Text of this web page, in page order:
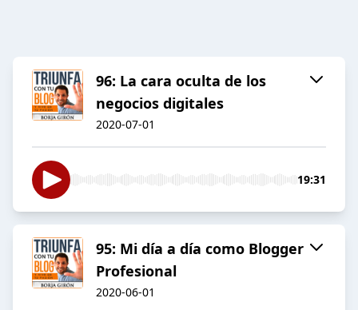
96: La cara oculta de los
negocios digitales
2020-07-01
19:31
95: Mi día a día como Blogger
Profesional
2020-06-01